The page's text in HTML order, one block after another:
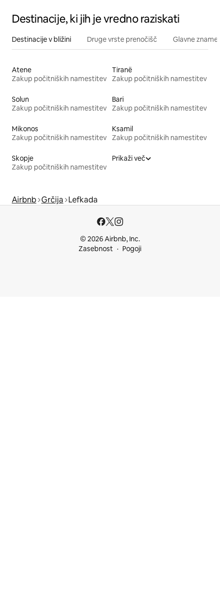
Destinacije, ki jih je vredno raziskati
Destinacije v bližini Druge vrste prenočišč Glavne
Atene
Zakup počitniških namestitev
Tiranë
Zakup počitniških namestitev
Solun
Zakup počitniških namestitev
Bari
Zakup počitniških namestitev
Mikonos
Zakup počitniških namestitev
Ksamil
Zakup počitniških namestitev
Skopje
Zakup počitniških namestitev
Prikaži več
Airbnb Grčija Lefkada
© 2026 Airbnb, Inc.
Zasebnost
Pogoji